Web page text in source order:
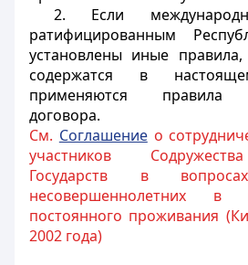
2. Если
ратифицированным
установлены иные
содержатся в
применяются правила
договора.
См. Соглашениео
участников
Государств в
несовершеннолетних в
постоянного проживания
2002 года)